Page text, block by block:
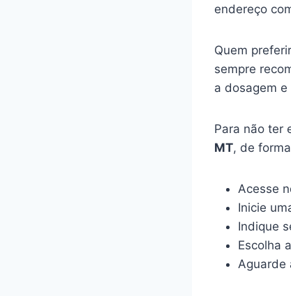
endereço
Quem
sempre
a dosagem
Para não ter
MT, de
Acesse
Inicie
Indique
Escolha
Aguarde